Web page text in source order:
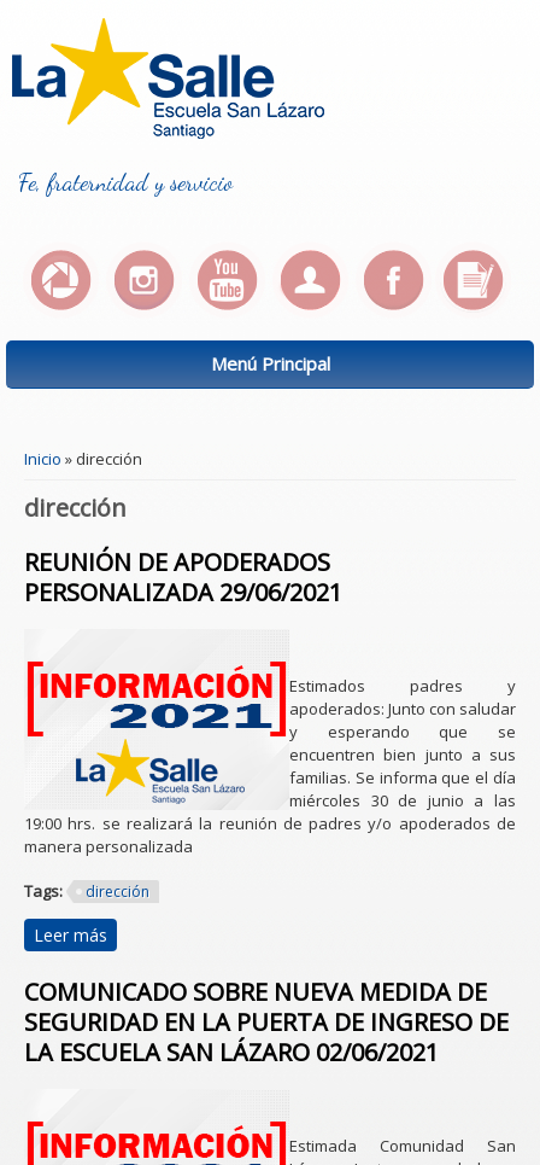
Fe, fraternidad y servicio
Menú Principal
Inicio » dirección
dirección
REUNIÓN DE APODERADOS
PERSONALIZADA 29/06/2021
Estimados padres y
apoderados: Junto con saludar
y esperando que se
encuentren bien junto a sus
familias. Se informa que el día
miércoles 30 de junio a las
19:00 hrs. se realizará la reunión de padres y/o apoderados de
manera personalizada
Tags: dirección
Leer más
29/06/2021
COMUNICADO SOBRE NUEVA MEDIDA DE
SEGURIDAD EN LA PUERTA DE INGRESO DE
LA ESCUELA SAN LÁZARO 02/06/2021
Estimada Comunidad San